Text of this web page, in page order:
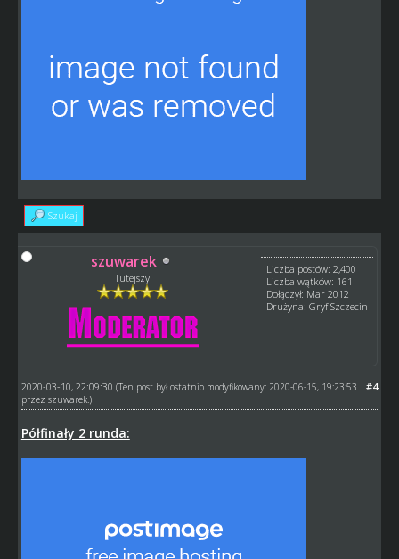
Szukaj
szuwarek
Tutejszy
Liczba postów: 2,400
Liczba wątków: 161
Dołączył: Mar 2012
Drużyna: Gryf Szczecin
#4
2020-03-10, 22:09:30 (Ten post był ostatnio modyfikowany: 2020-06-15, 19:23:53
przez szuwarek.)
Półfinały 2 runda: